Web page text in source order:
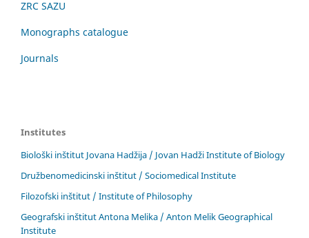
ZRC SAZU
Monographs catalogue
Journals
Institutes
Biološki inštitut Jovana Hadžija / Jovan Hadži Institute of Biology
Družbenomedicinski inštitut / Sociomedical Institute
Filozofski inštitut / Institute of Philosophy
Geografski inštitut Antona Melika / Anton Melik Geographical
Institute